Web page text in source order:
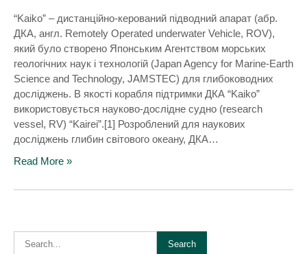
“Kaiko” – дистанційно-керований підводний апарат (абр.
ДКА, англ. Remotely Operated underwater Vehicle, ROV),
який було створено Японським Агентством морських
геологічних наук і технологій (Japan Agency for Marine-Earth
Science and Technology, JAMSTEC) для глибоководних
досліджень. В якості корабля підтримки ДКА “Kaiko”
використовується науково-дослідне судно (research
vessel, RV) “Kairei”.[1] Розроблений для наукових
досліджень глибин світового океану, ДКА…
Read More »